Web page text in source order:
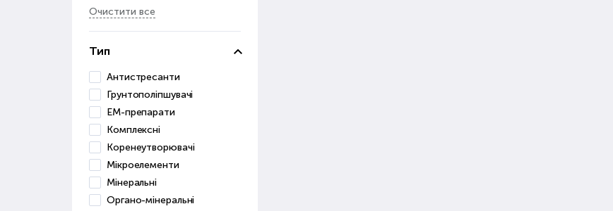
Очистити все
Тип
Антистресанти
Грунтополіпшувачі
ЕМ-препарати
Комплексні
Коренеутворювачі
Мікроелементи
Мінеральні
Органо-мінеральні